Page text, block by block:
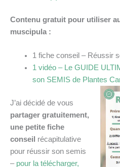
Contenu gratuit pour utiliser
muscipula :
1 fiche conseil – Réussir
1 vidéo – Le GUIDE
son SEMIS de Plantes
J’ai décidé de vous
partager gratuitement,
une petite fiche
conseil
récapitulative
pour réussir son semis
– pour la télécharger,